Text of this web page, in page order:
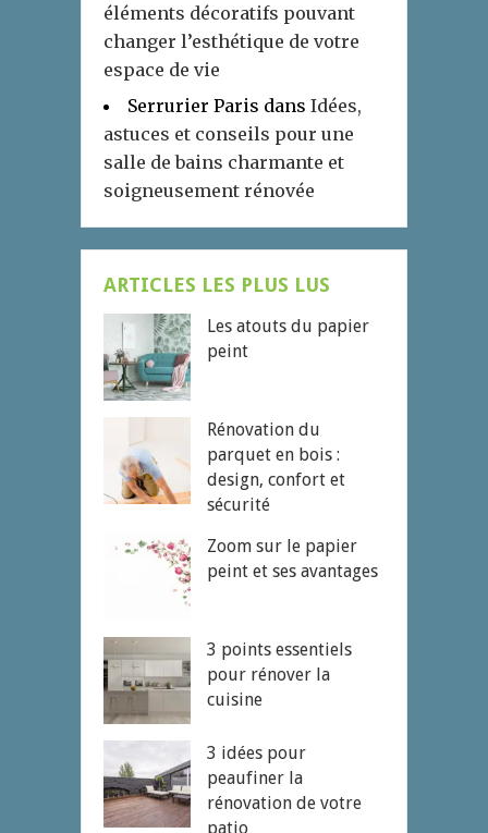
éléments décoratifs pouvant
changer l’esthétique de votre
espace de vie
Serrurier Paris dans Idées,
astuces et conseils pour une
salle de bains charmante et
soigneusement rénovée
ARTICLES LES PLUS LUS
Les atouts du papier
peint
Rénovation du
parquet en bois :
design, confort et
sécurité
Zoom sur le papier
peint et ses avantages
3 points essentiels
pour rénover la
cuisine
3 idées pour
peaufiner la
rénovation de votre
patio